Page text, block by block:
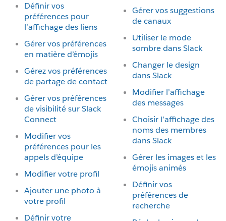
Définir vos
préférences pour
l’affichage des liens
Gérer vos préférences
en matière d’émojis
Gérez vos préférences
de partage de contact
Gérer vos préférences
de visibilité sur Slack
Connect
Modifier vos
préférences pour les
appels d’équipe
Modifier votre profil
Ajouter une photo à
votre profil
Définir votre
Gérer vos suggestions
de canaux
Utiliser le mode
sombre dans Slack
Changer le design
dans Slack
Modifier l’affichage
des messages
Choisir l’affichage des
noms des membres
dans Slack
Gérer les images et les
émojis animés
Définir vos
préférences de
recherche